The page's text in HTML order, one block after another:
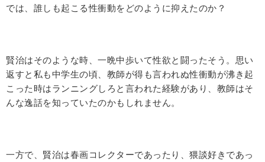
では、誰しも起こる性衝動をどのように抑えたのか？
賢治はそのような時、一晩中歩いて性欲と闘ったそう。思い
返すと私も中学生の頃、教師が得も言われぬ性衝動が沸き起
こった時はランニングしろと言われた経験があり、教師はそ
んな逸話を知っていたのかもしれません。
一方で、賢治は春画コレクターであったり、猥談好きであっ